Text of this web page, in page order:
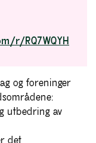
r/RQ7WQYH
og foreninger
utbedring av
det